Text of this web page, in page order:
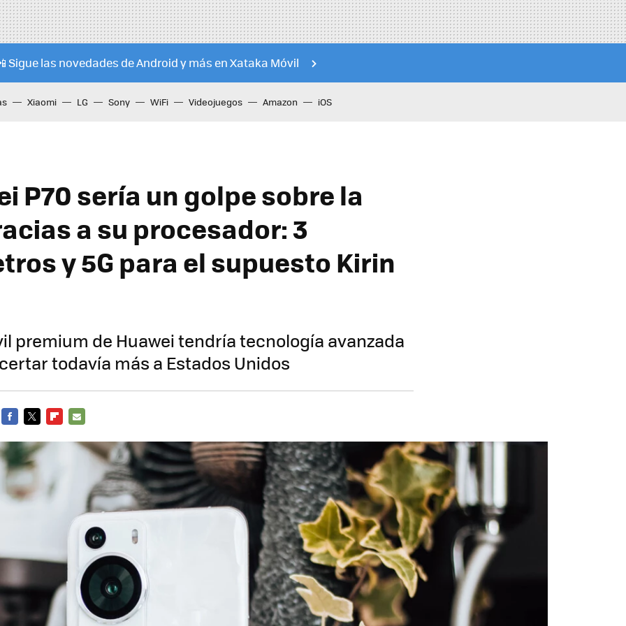
Sigue las novedades de Android y más en Xataka Móvil
Xiaomi LG Sony WiFi Videojuegos Amazon iOS
P70 sería un golpe sobre la
a su procesador: 3
y 5G para el supuesto Kirin
premium de Huawei tendría tecnología avanzada
todavía más a Estados Unidos
MAIL